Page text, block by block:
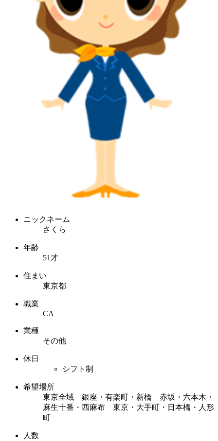
ニックネーム
さくら
年齢
51才
住まい
東京都
職業
CA
業種
その他
休日
シフト制
希望場所
東京全域 銀座・有楽町・新橋 赤坂・六本木・
麻生十番・西麻布 東京・大手町・日本橋・人形
町
人数